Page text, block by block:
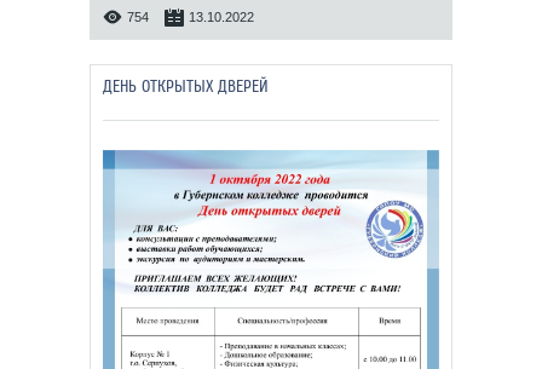
754 13.10.2022
ДЕНЬ ОТКРЫТЫХ ДВЕРЕЙ